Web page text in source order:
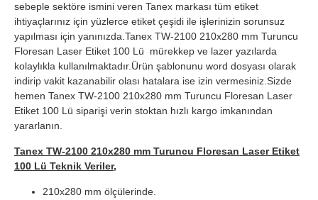
sebeple sektöre ismini veren Tanex markası tüm etiket
ihtiyaçlarınız için yüzlerce etiket çeşidi ile işlerinizin sorunsuz
yapılması için yanınızda.Tanex TW-2100 210x280 mm Turuncu
Floresan Laser Etiket 100 Lü mürekkep ve lazer yazılarda
kolaylıkla kullanılmaktadır.Ürün şablonunu word dosyası olarak
indirip vakit kazanabilir olası hatalara ise izin vermesiniz.Sizde
hemen Tanex TW-2100 210x280 mm Turuncu Floresan Laser
Etiket 100 Lü siparişi verin stoktan hızlı kargo imkanından
yararlanın.
Tanex TW-2100 210x280 mm Turuncu Floresan Laser Etiket
100 Lü Teknik Veriler,
210x280 mm ölçülerinde.